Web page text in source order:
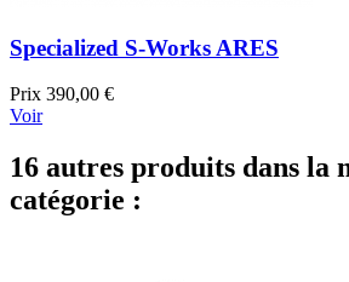
Specialized S-Works ARES
Prix 390,00 €
Voir
16 autres produits dans la
catégorie :